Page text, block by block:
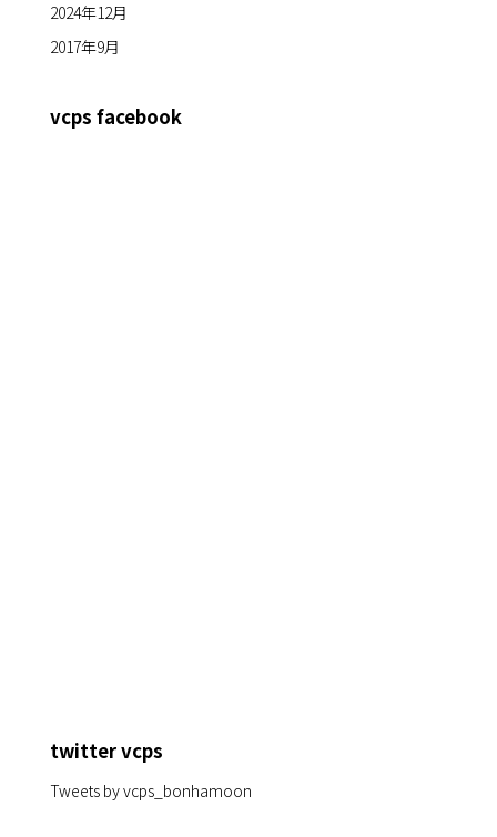
2024年12月
2017年9月
vcps facebook
twitter vcps
Tweets by vcps_bonhamoon